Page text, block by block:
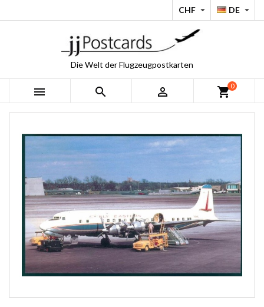
DE 
CHF 
Die Welt der Flugzeugpostkarten
   shopping_cart0